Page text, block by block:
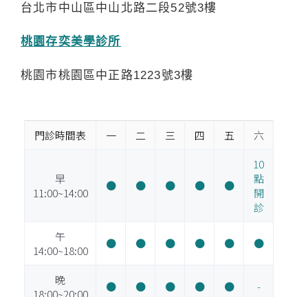
台北市中山區中山北路二段52號3樓
桃園存奕美學診所
桃園市桃園區中正路1223號3樓
門診時間表 一 二 三 四 五 六
早
11:00~14:00
● ● ● ● ●
10
點
開
診
午
14:00~18:00
● ● ● ● ● ●
晚
18:00~20:00
● ● ● ● ● -